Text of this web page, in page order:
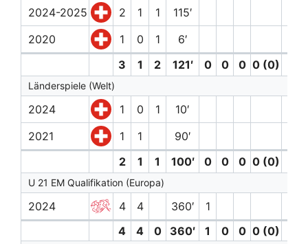
2024-2025 2 1 1
115′
2020
1 0 1
6′
3
1 2 121′ 0 0 0 0 (0)
Länderspiele (Welt)
2024 1 0 1
10′
2021
1 1
90′
2
1 1 100′ 0 0 0 0 (0)
U 21 EM Qualifikation (Europa)
2024 4 4 360′ 1
4
4 0 360′ 1 0 0 0 (0)